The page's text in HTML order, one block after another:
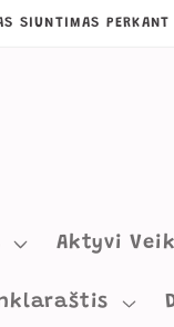
SIUNTIMAS
Aktyvi